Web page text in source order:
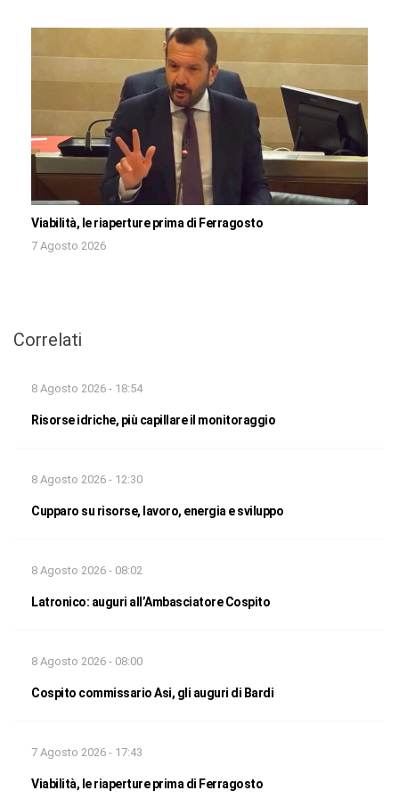
Viabilità, le riaperture prima di Ferragosto
7 Agosto 2026
Correlati
8 Agosto 2026 - 18:54
Risorse idriche, più capillare il monitoraggio
8 Agosto 2026 - 12:30
Cupparo su risorse, lavoro, energia e sviluppo
8 Agosto 2026 - 08:02
Latronico: auguri all’Ambasciatore Cospito
8 Agosto 2026 - 08:00
Cospito commissario Asi, gli auguri di Bardi
7 Agosto 2026 - 17:43
Viabilità, le riaperture prima di Ferragosto